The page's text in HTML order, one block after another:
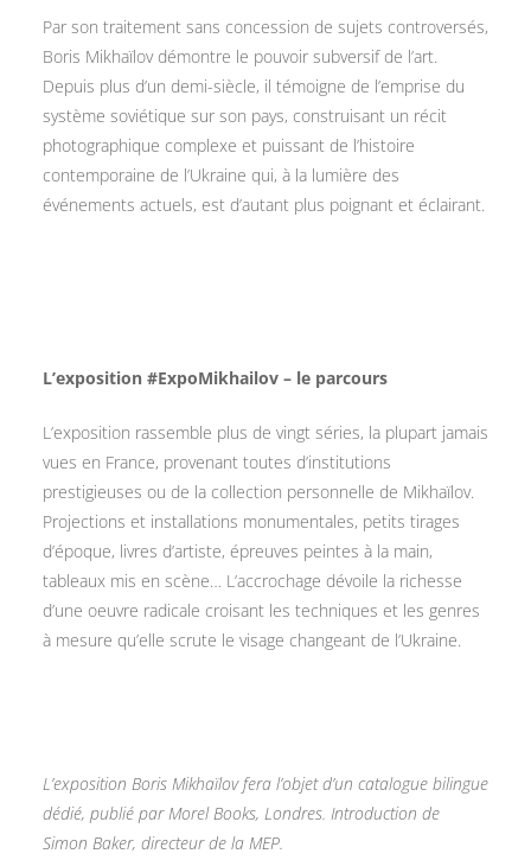
Par son traitement sans concession de sujets controversés,
Boris Mikhaïlov démontre le pouvoir subversif de l’art.
Depuis plus d’un demi-siècle, il témoigne de l’emprise du
système soviétique sur son pays, construisant un récit
photographique complexe et puissant de l’histoire
contemporaine de l’Ukraine qui, à la lumière des
événements actuels, est d’autant plus poignant et éclairant.
L’exposition #ExpoMikhailov – le parcours
L’exposition rassemble plus de vingt séries, la plupart jamais
vues en France, provenant toutes d’institutions
prestigieuses ou de la collection personnelle de Mikhaïlov.
Projections et installations monumentales, petits tirages
d’époque, livres d’artiste, épreuves peintes à la main,
tableaux mis en scène… L’accrochage dévoile la richesse
d’une oeuvre radicale croisant les techniques et les genres
à mesure qu’elle scrute le visage changeant de l’Ukraine.
L’exposition Boris Mikhaïlov fera l’objet d’un catalogue bilingue
dédié, publié par Morel Books, Londres. Introduction de
Simon Baker, directeur de la MEP.